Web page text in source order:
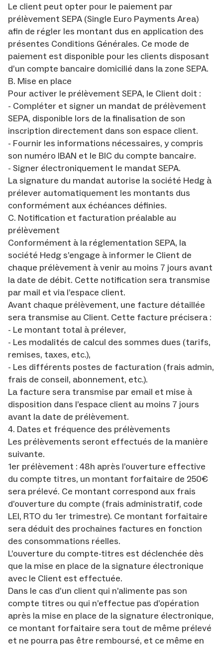
Le client peut opter pour le paiement par
prélèvement SEPA (Single Euro Payments Area)
afin de régler les montant dus en application des
présentes Conditions Générales. Ce mode de
paiement est disponible pour les clients disposant
d’un compte bancaire domicilié dans la zone SEPA.
B. Mise en place
Pour activer le prélèvement SEPA, le Client doit :
- Compléter et signer un mandat de prélèvement
SEPA, disponible lors de la finalisation de son
inscription directement dans son espace client.
- Fournir les informations nécessaires, y compris
son numéro IBAN et le BIC du compte bancaire.
- Signer électroniquement le mandat SEPA.
La signature du mandat autorise la société Hedg à
prélever automatiquement les montants dus
conformément aux échéances définies.
C. Notification et facturation préalable au
prélèvement
Conformément à la réglementation SEPA, la
société Hedg s’engage à informer le Client de
chaque prélèvement à venir au moins 7 jours avant
la date de débit. Cette notification sera transmise
par mail et via l’espace client.
Avant chaque prélèvement, une facture détaillée
sera transmise au Client. Cette facture précisera :
- Le montant total à prélever,
- Les modalités de calcul des sommes dues (tarifs,
remises, taxes, etc.),
- Les différents postes de facturation (frais admin,
frais de conseil, abonnement, etc.).
La facture sera transmise par email et mise à
disposition dans l’espace client au moins 7 jours
avant la date de prélèvement.
4. Dates et fréquence des prélèvements
Les prélèvements seront effectués de la manière
suivante.
1er prélèvement : 48h après l’ouverture effective
du compte titres, un montant forfaitaire de 250€
sera prélevé. Ce montant correspond aux frais
d’ouverture du compte (frais administratif, code
LEI, RTO du 1er trimestre). Ce montant forfaitaire
sera déduit des prochaines factures en fonction
des consommations réelles.
L’ouverture du compte-titres est déclenchée dès
que la mise en place de la signature électronique
avec le Client est effectuée.
Dans le cas d’un client qui n’alimente pas son
compte titres ou qui n’effectue pas d’opération
après la mise en place de la signature électronique,
ce montant forfaitaire sera tout de même prélevé
et ne pourra pas être remboursé, et ce même en